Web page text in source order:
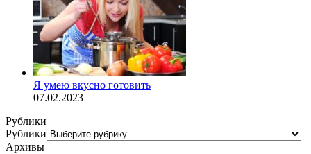
Я умею вкусно готовить
07.02.2023
Рублики
Рублики
Архивы